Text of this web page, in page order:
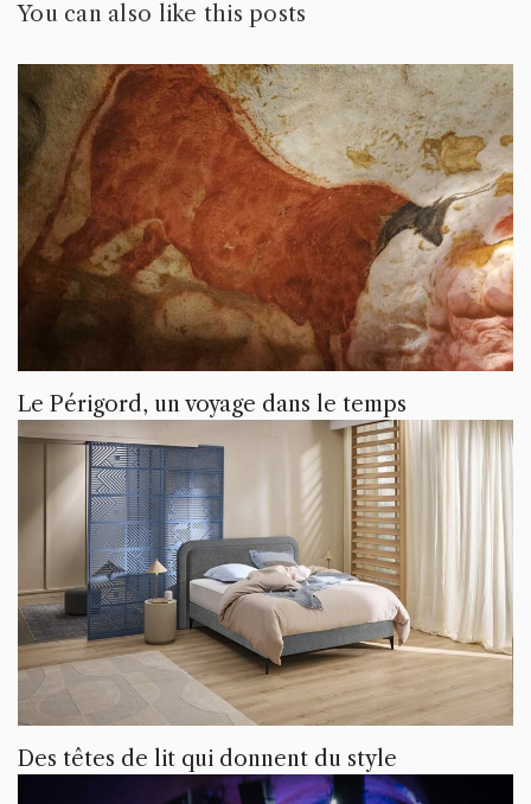
You can also like this posts
Le Périgord, un voyage dans le temps
Des têtes de lit qui donnent du style